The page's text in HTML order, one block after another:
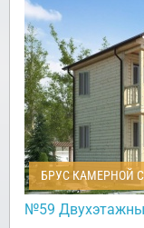
БРУС КАМЕРНОЙ
№59